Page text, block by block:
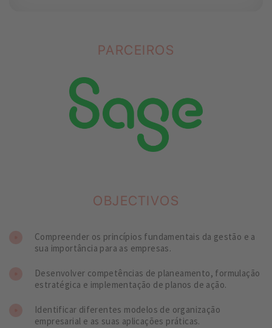
PARCEIROS
OBJECTIVOS
Compreender os princípios fundamentais da gestão e a
sua importância para as empresas.
Desenvolver competências de planeamento, formulação
estratégica e implementação de planos de ação.
Identificar diferentes modelos de organização
empresarial e as suas aplicações práticas.